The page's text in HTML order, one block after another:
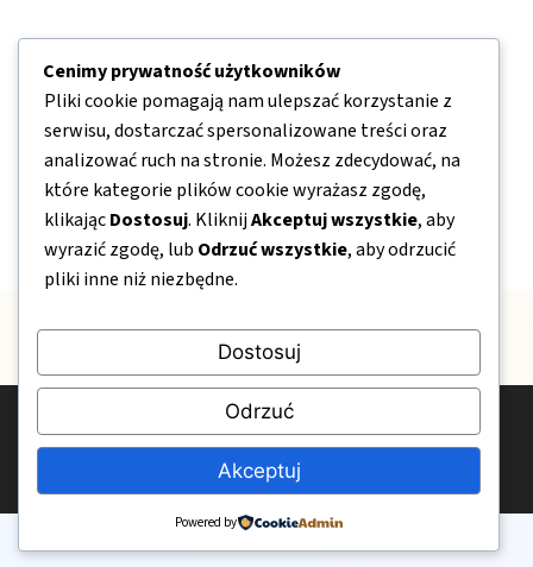
O nas
Kontakt
Mapa strony
Polityka prywatności
© 2026 OgrodPelenKwiatow.pl
Polityka prywatnościKontakt
Cenimy prywatność użytkowników
Pliki cookie pomagają nam ulepszać korzystanie z
serwisu, dostarczać spersonalizowane treści oraz
analizować ruch na stronie. Możesz zdecydować, na
które kategorie plików cookie wyrażasz zgodę,
klikającDostosuj. KliknijAkceptuj wszystkie, aby
wyrazić zgodę, lub Odrzuć wszystkie, aby odrzucić
pliki inne niż niezbędne.
Dostosuj
Odrzuć
Akceptuj
Powered by